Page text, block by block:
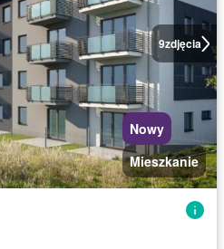
9zdjęcia
Nowy
Mieszkanie